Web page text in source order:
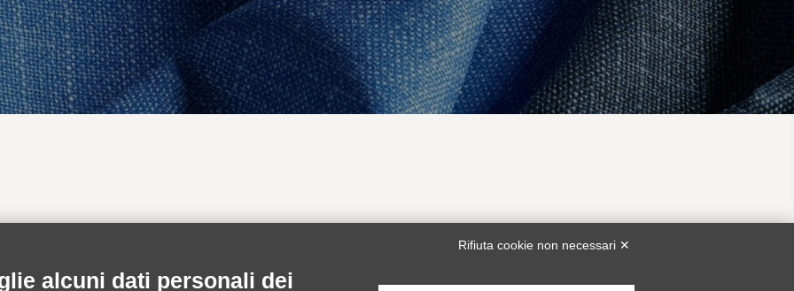
Spedizioni Accedi bunch@piacenza1733.com
Rifiuta cookie non necessari ✕
alcuni dati personali dei